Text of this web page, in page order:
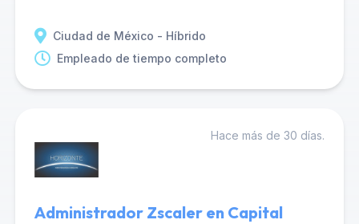
Ciudad de México - Híbrido
Empleado de tiempo completo
Hace más de 30 días.
Administrador Zscaler en Capital